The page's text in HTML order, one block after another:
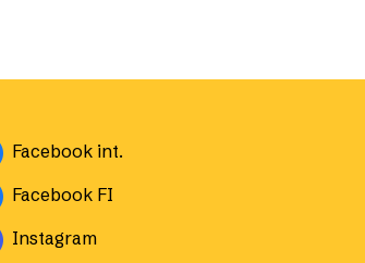
Facebook int.
Facebook FI
Instagram